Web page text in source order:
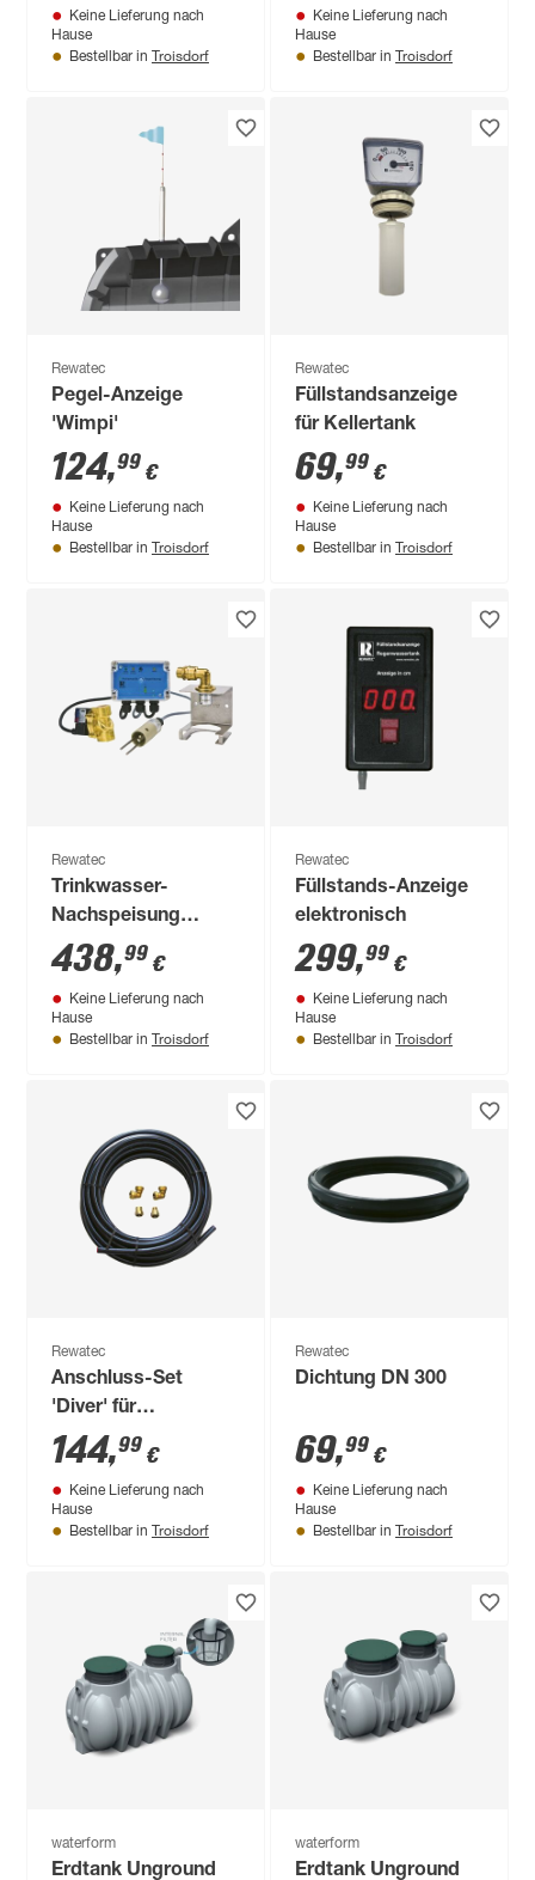
Keine Lieferung nach
Hause
Bestellbar in Troisdorf
Keine Lieferung nach
Hause
Bestellbar in Troisdorf
Rewatec
Pegel-Anzeige
'Wimpi'
124,99 €
Keine Lieferung nach
Hause
Bestellbar in Troisdorf
Rewatec
Füllstandsanzeige
für Kellertank
69,99 €
Keine Lieferung nach
Hause
Bestellbar in Troisdorf
Rewatec
Trinkwasser-
Nachspeisung
'ATN100' 30 m Kabel
438,99 €
Keine Lieferung nach
Hause
Bestellbar in Troisdorf
Rewatec
Füllstands-Anzeige
elektronisch
299,99 €
Keine Lieferung nach
Hause
Bestellbar in Troisdorf
Rewatec
Anschluss-Set
'Diver' für
Hausanlagen TDP
144,99 €
Keine Lieferung nach
Hause
Bestellbar in Troisdorf
Rewatec
Dichtung DN 300
69,99 €
Keine Lieferung nach
Hause
Bestellbar in Troisdorf
waterform
Erdtank Unground
waterform
Erdtank Unground